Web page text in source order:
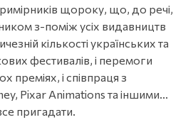
щороку, що, до речі,
з-поміж усіх видавництв
кількості українських та
фестивалів, і перемоги
преміях, і співпраця з
Pixar Animations та іншими...
пригадати.